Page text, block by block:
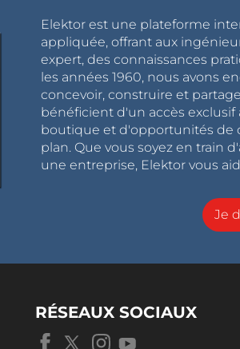
Elektor est une plateforme
appliquée, offrant aux
expert, des connaissances
les années 1960, nous avons
concevoir, construire et
bénéficient d'un accès
boutique et d'opportunités de
plan. Que vous soyez en train
une entreprise, Elektor vous
Je
RÉSEAUX SOCIAUX